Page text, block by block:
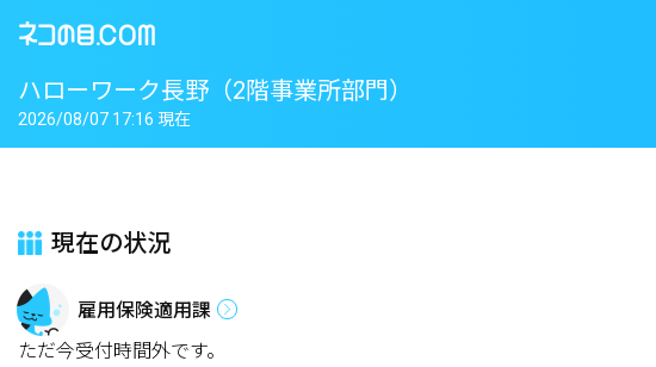
ハローワーク長野（2階事業所部門）
2026/08/07 17:16 現在
現在の状況
雇用保険適用課
ただ今受付時間外です。